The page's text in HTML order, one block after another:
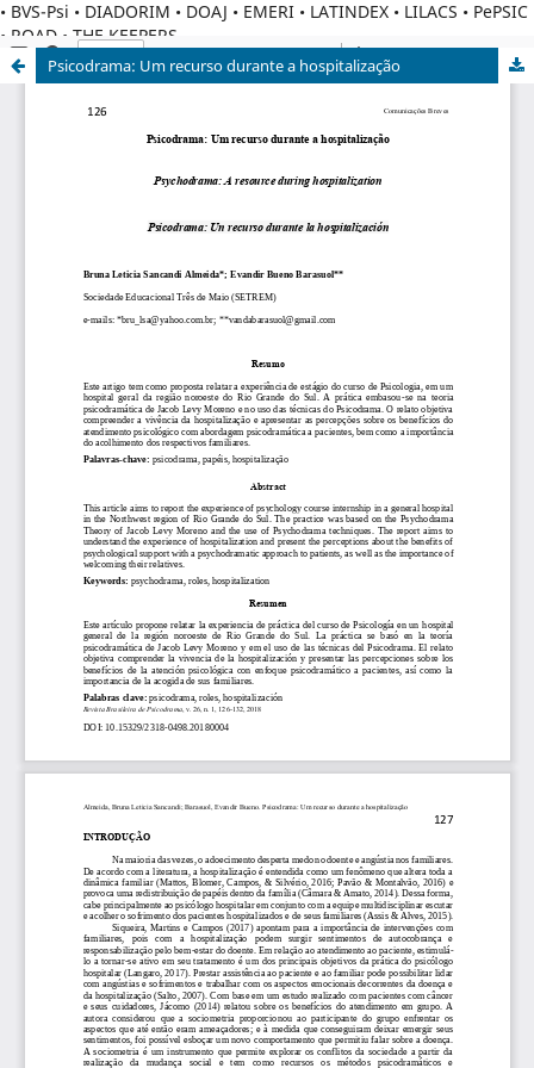
• BVS-Psi • DIADORIM • DOAJ • EMERI • LATINDEX • LILACS • PePSIC
• ROAD • THE KEEPERS
Psicodrama: Um recurso durante a hospitalização